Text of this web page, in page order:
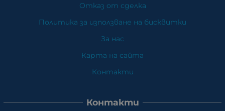
Отказ от сделка
Политика за използване на бисквитки
За нас
Карта на сайта
Контакти
Контакти